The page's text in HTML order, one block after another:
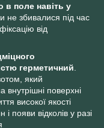
в поле навіть у
не збивалися під час
від
герметичний
який
поверхні
високої якості
появи відколів у разі